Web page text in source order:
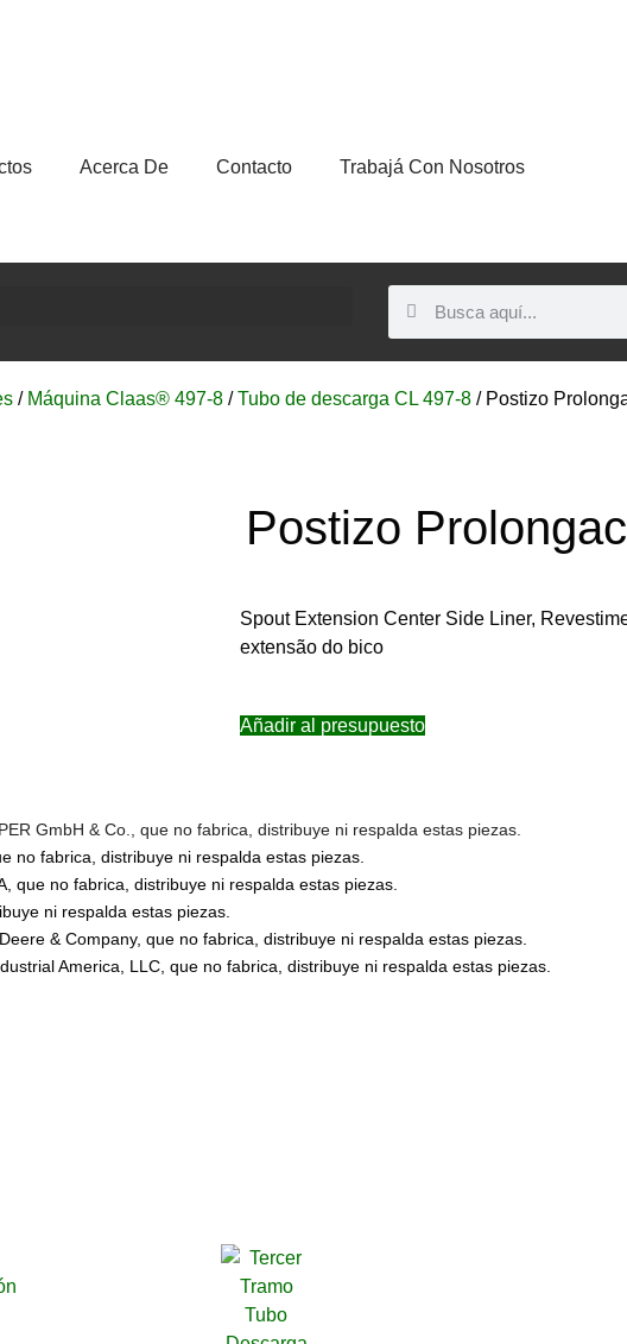
Acerca De Contacto Trabajá Con Nosotros
/ Máquina Claas® 497-8 /Tubo de descarga CL 497-8 / Postizo
Postizo
Spout Extension Center Side Liner,
extensão do bico
Añadir al presupuesto
GmbH & Co., que no fabrica, distribuye ni respalda estas piezas.
no fabrica, distribuye ni respalda estas piezas.
que no fabrica, distribuye ni respalda estas piezas.
ni respalda estas piezas.
& Company, que no fabrica, distribuye ni respalda estas piezas.
America, LLC, que no fabrica, distribuye ni respalda estas piezas.